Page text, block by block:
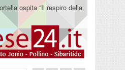
ospita “Il respiro della
collettivo 365